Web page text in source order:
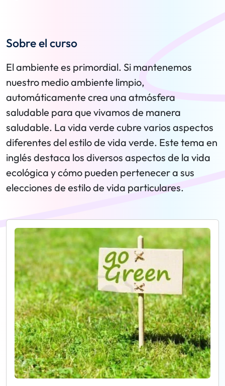
Sobre el curso
El ambiente es primordial. Si mantenemos
nuestro medio ambiente limpio,
automáticamente crea una atmósfera
saludable para que vivamos de manera
saludable. La vida verde cubre varios aspectos
diferentes del estilo de vida verde. Este tema en
inglés destaca los diversos aspectos de la vida
ecológica y cómo pueden pertenecer a sus
elecciones de estilo de vida particulares.